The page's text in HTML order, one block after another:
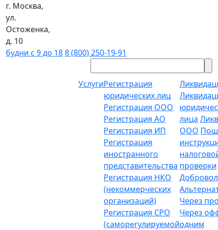
г. Москва,
ул.
Остоженка,
д. 10
будни с 9 до 188 (800) 250-19-91
УслугиРегистрация
юридических лиц
Регистрация ООО
Регистрация АО
Регистрация ИП
Регистрация
иностранного
представительства
Регистрация НКО
(некоммерческих
организаций)
Регистрация СРО
(саморегулируемой
лица
ООО
проверки
Через
Через
одним